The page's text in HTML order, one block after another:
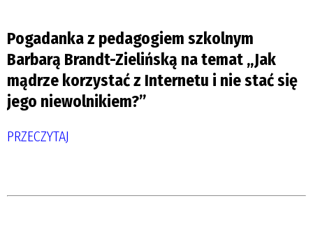
Pogadanka z pedagogiem szkolnym
Barbarą Brandt-Zielińską na temat „Jak
mądrze korzystać z Internetu i nie stać się
jego niewolnikiem?”
PRZECZYTAJ